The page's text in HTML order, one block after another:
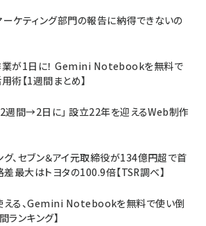
ーケティング部門の報告に納得できないの
業が1日に！ Gemini Notebookを無料で
術【1週間まとめ】
2週間→2日に」 設立22年を迎えるWeb制作
、セブン＆アイ元取締役が134億円超で首
差最大はトヨタの100.9倍【TSR調べ】
える、Gemini Notebookを無料で使い倒
ランキング】